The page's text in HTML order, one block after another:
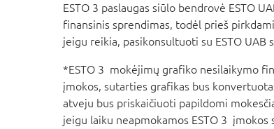
ESTO 3 paslaugas siūlo bendrovė ESTO
finansinis sprendimas, todėl prieš
jeigu reikia, pasikonsultuoti su ESTO UAB
*ESTO 3 mokėjimų grafiko nesilaikymo
įmokos, sutarties grafikas bus
atveju bus priskaičiuoti papildomi
jeigu laiku neapmokamos ESTO 3